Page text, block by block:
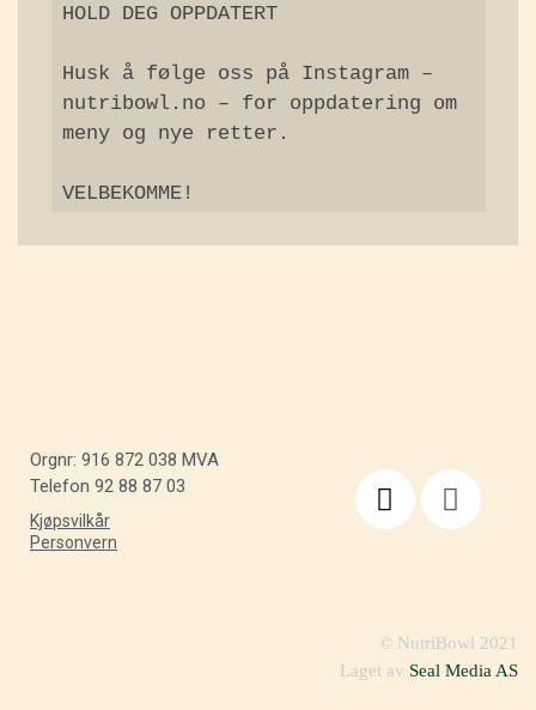
HOLD DEG OPPDATERT
Husk å følge oss på Instagram –
nutribowl.no – for oppdatering om
meny og nye retter.
VELBEKOMME!
Orgnr: 916 872 038 MVA
Telefon 92 88 87 03
Kjøpsvilkår
Personvern
© NutriBowl 2021
Laget av Seal Media AS